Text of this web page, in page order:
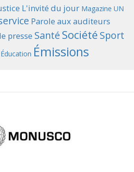
L'invité du jour Magazine UN
Parole aux auditeurs
presse Santé Société Sport
Éducation Émissions